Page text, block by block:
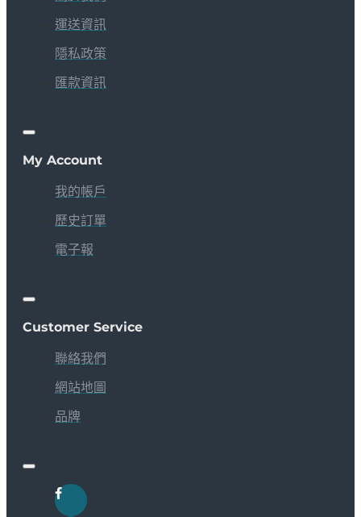
運送資訊
隱私政策
匯款資訊
My Account
我的帳戶
歷史訂單
電子報
Customer Service
聯絡我們
網站地圖
品牌